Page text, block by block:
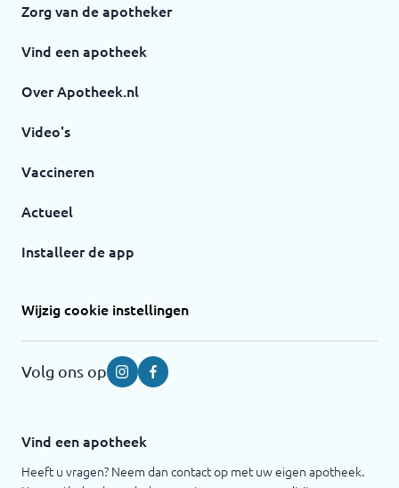
Zorg van de apotheker
Vind een apotheek
Over Apotheek.nl
Video's
Vaccineren
Actueel
Installeer de app
Wijzig cookie instellingen
Volg ons op InstagramFacebook
Vind een apotheek
Heeft u vragen? Neem dan contact op met uw eigen apotheek.